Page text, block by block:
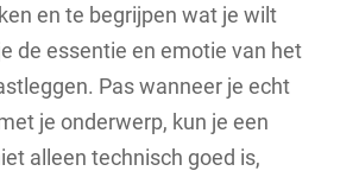
en te begrijpen wat je wilt
de essentie en emotie van het
Pas wanneer je echt
je onderwerp, kun je een
alleen technisch goed is,